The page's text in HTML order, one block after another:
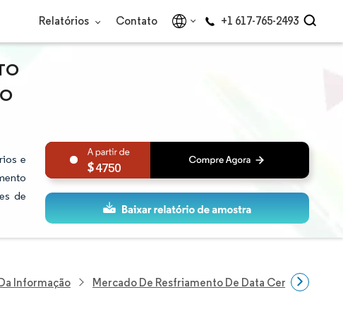
Relatórios Contato +1 617-765-2493
e
de
4750
Informação Mercado De Resfriamento De Data Centers Da